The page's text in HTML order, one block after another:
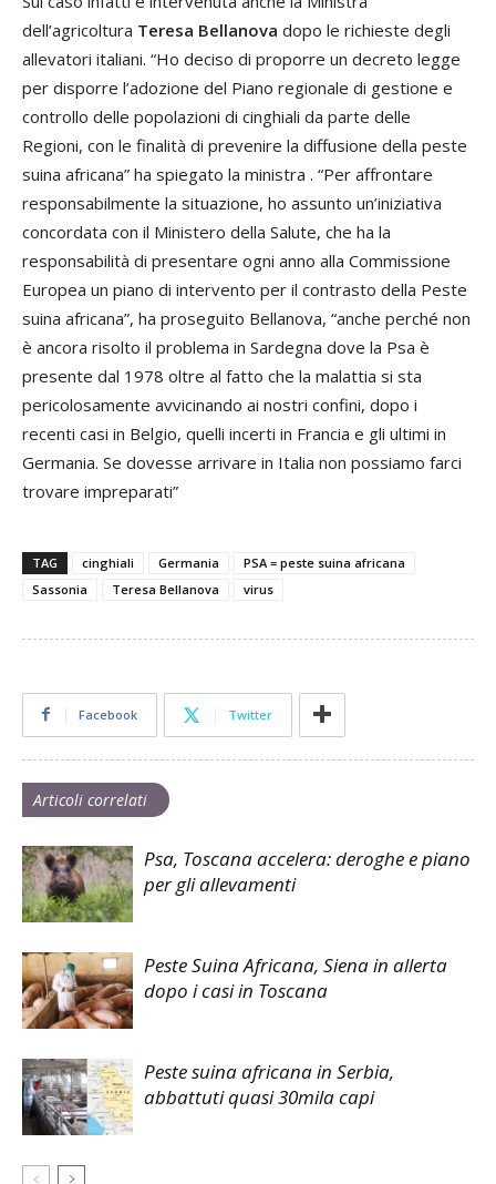
dell’agricoltura Teresa Bellanova dopo le richieste degli
allevatori italiani. “Ho deciso di proporre un decreto legge
per disporre l’adozione del Piano regionale di gestione e
controllo delle popolazioni di cinghiali da parte delle
Regioni, con le finalità di prevenire la diffusione della peste
suina africana” ha spiegato la ministra . “Per affrontare
responsabilmente la situazione, ho assunto un’iniziativa
concordata con il Ministero della Salute, che ha la
responsabilità di presentare ogni anno alla Commissione
Europea un piano di intervento per il contrasto della Peste
suina africana”, ha proseguito Bellanova, “anche perché non
è ancora risolto il problema in Sardegna dove la Psa è
presente dal 1978 oltre al fatto che la malattia si sta
pericolosamente avvicinando ai nostri confini, dopo i
recenti casi in Belgio, quelli incerti in Francia e gli ultimi in
Germania. Se dovesse arrivare in Italia non possiamo farci
trovare impreparati”
TAG cinghiali Germania
PSA = peste suina africana
Sassonia
Teresa Bellanova virus
Facebook Twitter
Articoli correlati
Psa, Toscana accelera: deroghe e piano
per gli allevamenti
Peste Suina Africana, Siena in allerta
dopo i casi in Toscana
Peste suina africana in Serbia,
abbattuti quasi 30mila capi